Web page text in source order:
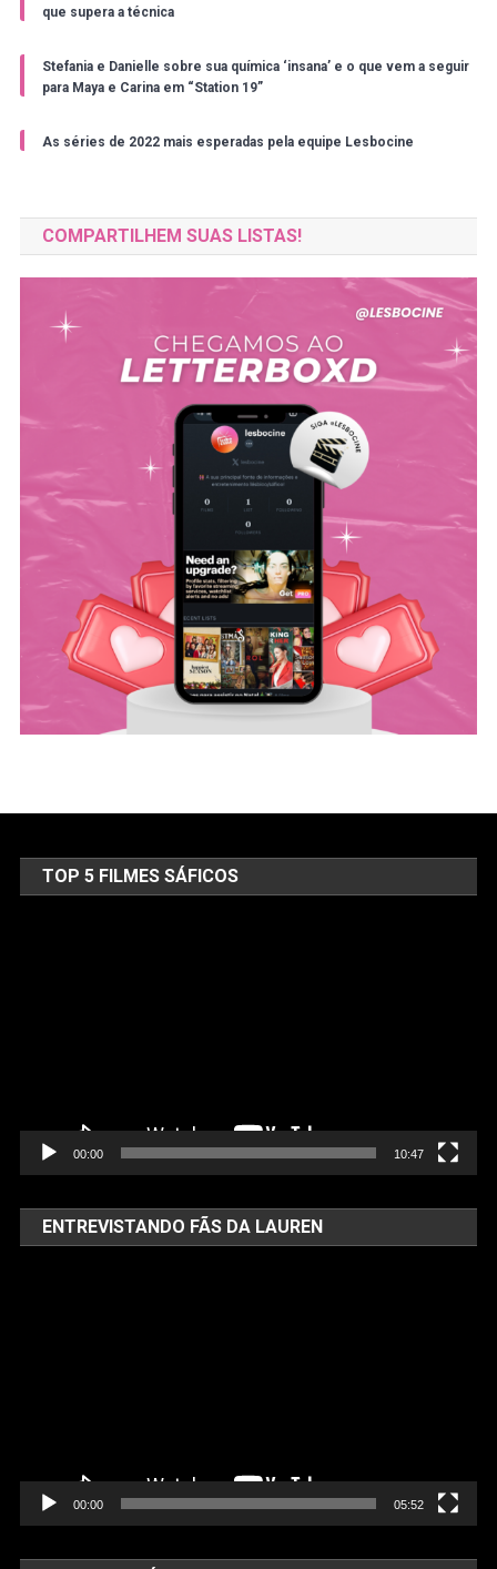
que supera a técnica
Stefania e Danielle sobre sua química ‘insana’ e o que vem a seguir
para Maya e Carina em “Station 19”
As séries de 2022 mais esperadas pela equipe Lesbocine
COMPARTILHEM SUAS LISTAS!
TOP 5 FILMES SÁFICOS
00:00 10:47
ENTREVISTANDO FÃS DA LAUREN
00:00 05:52